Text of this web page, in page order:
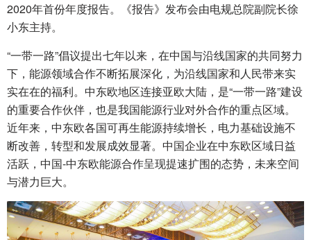
2020年首份年度报告。《报告》发布会由电规总院副院长徐
小东主持。
“一带一路”倡议提出七年以来，在中国与沿线国家的共同努力
下，能源领域合作不断拓展深化，为沿线国家和人民带来实
实在在的福利。中东欧地区连接亚欧大陆，是“一带一路”建设
的重要合作伙伴，也是我国能源行业对外合作的重点区域。
近年来，中东欧各国可再生能源持续增长，电力基础设施不
断改善，转型和发展成效显著。中国企业在中东欧区域日益
活跃，中国-中东欧能源合作呈现提速扩围的态势，未来空间
与潜力巨大。